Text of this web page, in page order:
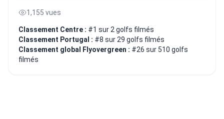
1,155 vues
Classement Centre : #1 sur 2 golfs filmés
Classement Portugal : #8 sur 29 golfs filmés
Classement global Flyovergreen : #26 sur 510 golfs
filmés